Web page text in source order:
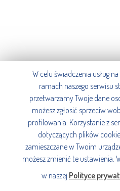
W celu świadczenia usług
ramach naszego serwisu
przetwarzamy Twoje dane
możesz zgłosić sprzeciw
profilowania. Korzystanie z
dotyczących plików
zamieszczane w Twoim
możesz zmienić te ustawienia.
w naszej Polityce